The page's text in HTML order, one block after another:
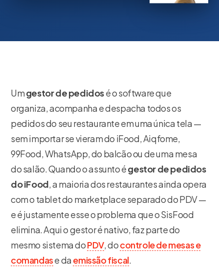
Umgestor de pedidosé o software que
organiza, acompanha e despacha todos os
pedidos do seu restaurante em uma única tela —
sem importar se vieram do iFood, Aiqfome,
99Food, WhatsApp, do balcão ou de uma mesa
do salão. Quando o assunto égestor de pedidos
do iFood, a maioria dos restaurantes ainda opera
com o tablet do marketplace separado do PDV —
e é justamente esse o problema que o SisFood
elimina. Aqui o gestor é nativo, faz parte do
mesmo sistema doPDV, docontrole de mesas e
comandase daemissão fiscal.